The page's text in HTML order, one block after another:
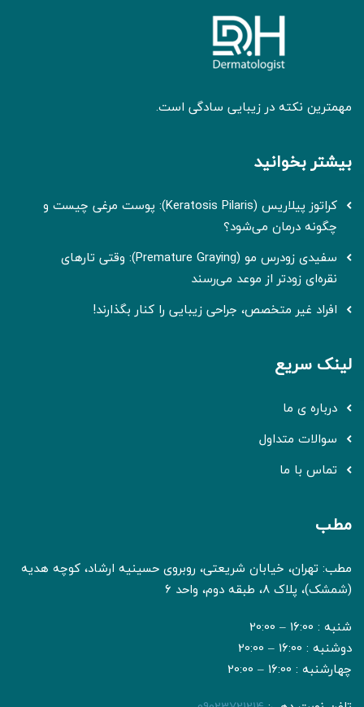
مهمترین نکته در زیبایی سادگی است.
بیشتر بخوانید
کراتوز پیلاریس (Keratosis Pilaris): پوست مرغی چیست و
چگونه درمان می‌شود؟
سفیدی زودرس مو (Premature Graying): وقتی تارهای
نقره‌ای زودتر از موعد می‌رسند
افراد غیر متخصص، جراحی زیبایی را کنار بگذارند!
لینک سریع
درباره ی ما
سوالات متداول
تماس با ما
مطب
مطب: تهران، خیابان شریعتی، روبروی حسینیه ارشاد، کوچه هدیه
(شمشک)، پلاک 8، طبقه دوم، واحد 6
شنبه : 16:00 – 20:00
دوشنبه : 16:00 – 20:00
چهارشنبه : 16:00 – 20:00